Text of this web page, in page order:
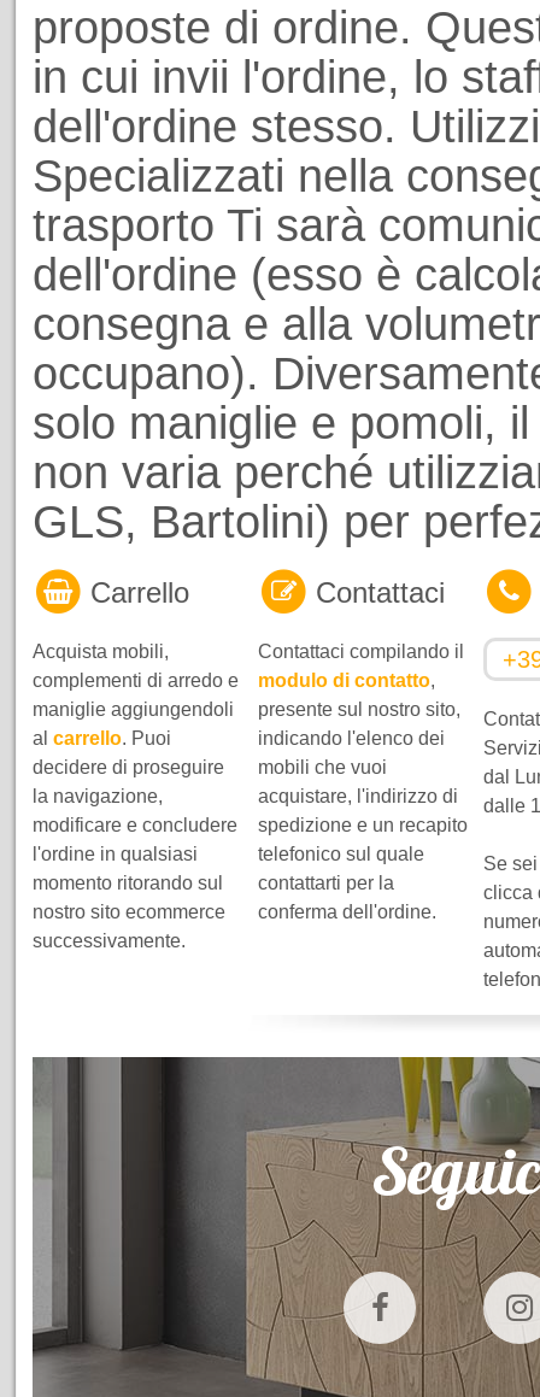
proposte di ordine.
in cui invii l'ordine, lo
dell'ordine stesso.
Specializzati nella
trasporto Ti sarà
dell'ordine (esso è
consegna e alla
occupano).
solo maniglie e pomoli,
non varia perché
GLS, Bartolini) per
Carrello
Acquista mobili,
complementi di arredo e
maniglie aggiungendoli
al carrello. Puoi
decidere di proseguire
la navigazione,
modificare e concludere
l'ordine in qualsiasi
momento ritorando sul
nostro sito ecommerce
successivamente.
Contattaci
Contattaci compilando il
modulo di contatto,
presente sul nostro sito,
indicando l'elenco dei
mobili che vuoi
acquistare, l'indirizzo di
spedizione e un recapito
telefonico sul quale
contattarti per la
conferma dell'ordine.
dal
dalle
Se
clicca